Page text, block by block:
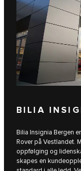
BILIA
Bilia Insignia Bergen
Rover på Vestlandet.
oppfølging og
skapes en